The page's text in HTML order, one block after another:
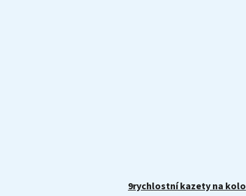
9rychlostní kazety na kolo